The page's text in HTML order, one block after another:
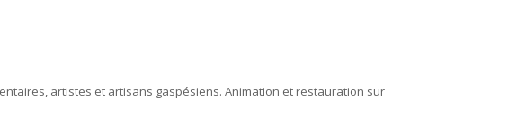
artistes et artisans gaspésiens. Animation et restauration sur